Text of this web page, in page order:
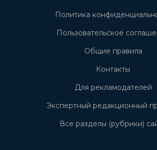
Политика
Пользовательское
Общие правила
Контакты
Для рекламодателей
Экспертный редакционный
Все разделы (рубрики)